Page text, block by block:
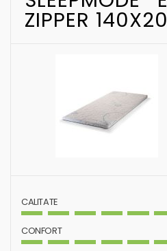
ZIPPER
CALITATE
CONFORT